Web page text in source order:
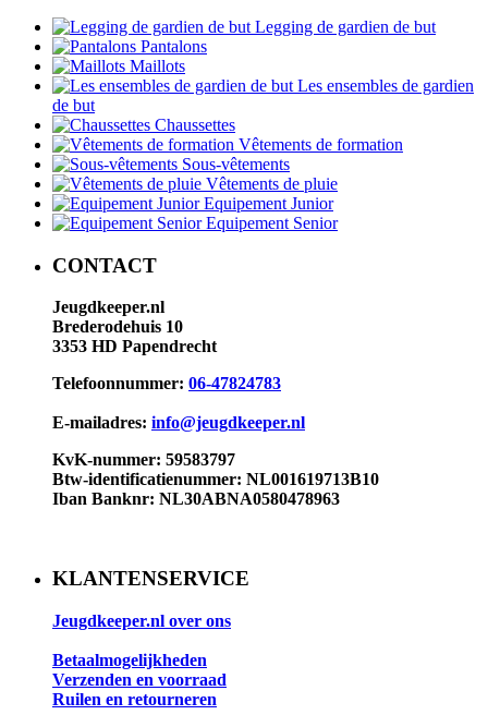
Legging de gardien de but
Pantalons
Maillots
Les ensembles de gardien
de but
Chaussettes
Vêtements de formation
Sous-vêtements
Vêtements de pluie
Equipement Junior
Equipement Senior
CONTACT
Jeugdkeeper.nl
Brederodehuis 10
3353 HD Papendrecht
Telefoonnummer: 06-47824783
E-mailadres: info@jeugdkeeper.nl
KvK-nummer: 59583797
Btw-identificatienummer: NL001619713B10​
Iban Banknr: NL30ABNA0580478963
KLANTENSERVICE
Jeugdkeeper.nl over ons
Betaalmogelijkheden
Verzenden en voorraad
Ruilen en retourneren